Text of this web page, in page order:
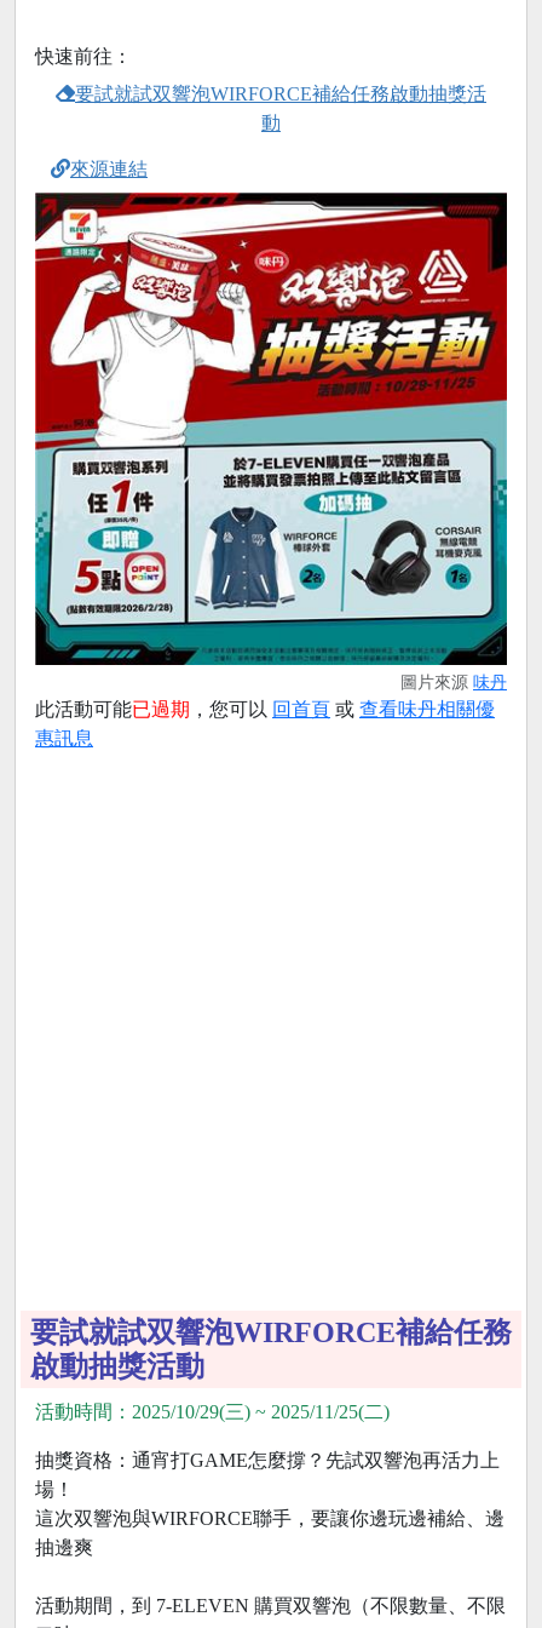
快速前往：
要試就試双響泡WIRFORCE補給任務啟動抽獎活
動
來源連結
圖片來源 味丹
此活動可能已過期 ，您可以 回首頁 或 查看味丹相關優
惠訊息
要試就試双響泡WIRFORCE補給任務
啟動抽獎活動
活動時間：2025/10/29(三) ~ 2025/11/25(二)
抽獎資格：通宵打GAME怎麼撐？先試双響泡再活力上
場！
這次双響泡與WIRFORCE聯手，要讓你邊玩邊補給、邊
抽邊爽
活動期間，到 7-ELEVEN 購買双響泡（不限數量、不限